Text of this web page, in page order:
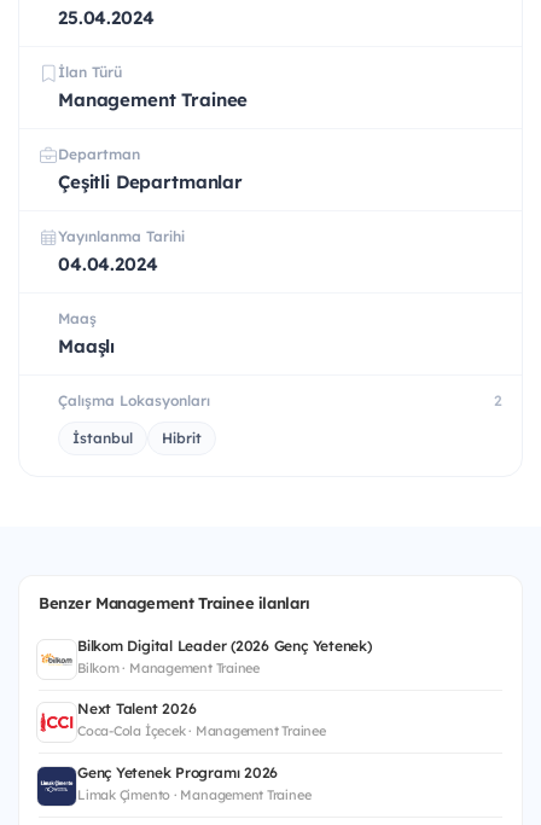
25.04.2024
İlan Türü
Management Trainee
Departman
Çeşitli Departmanlar
Yayınlanma Tarihi
04.04.2024
Maaş
Maaşlı
Çalışma Lokasyonları 2
İstanbul Hibrit
Benzer Management Trainee ilanları
Bilkom Digital Leader (2026 Genç Yetenek)
Bilkom · Management Trainee
Next Talent 2026
Coca-Cola İçecek · Management Trainee
Genç Yetenek Programı 2026
Limak Çimento · Management Trainee